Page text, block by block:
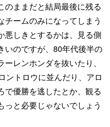
のままだと結局最後に残る
ームのみになってしまう
悪しきとするかは、見る側
いのですが、80年代後半の
レンホンダを抜いたり、
ントロウに並んだり、アロ
で優勝を逃したとか、観る
っと必要じゃないでしょう